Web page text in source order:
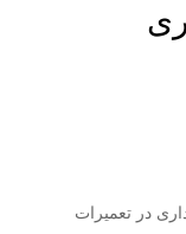
در تعمیرات